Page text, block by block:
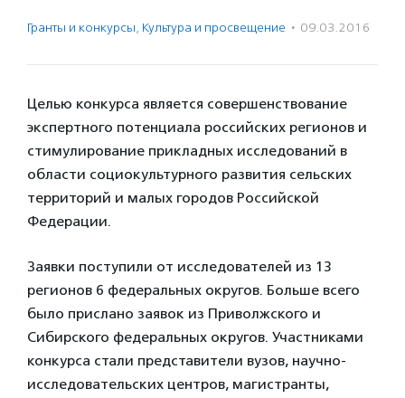
Гранты и конкурсы, Культура и просвещение · 09.03.2016
Целью конкурса является совершенствование
экспертного потенциала российских регионов и
стимулирование прикладных исследований в
области социокультурного развития сельских
территорий и малых городов Российской
Федерации.
Заявки поступили от исследователей из 13
регионов 6 федеральных округов. Больше всего
было прислано заявок из Приволжского и
Сибирского федеральных округов. Участниками
конкурса стали представители вузов, научно-
исследовательских центров, магистранты,